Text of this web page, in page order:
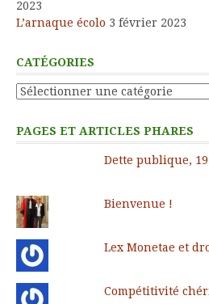
2023
L’arnaque écolo 3 février 2023
CATÉGORIES
Catégories
PAGES ET ARTICLES PHARES
Dette publique,
Bienvenue !
Lex Monetae et
Compétitivité